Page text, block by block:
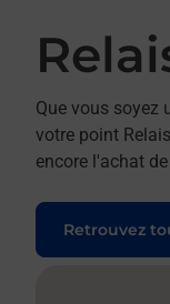
Que vous soyez
votre point
encore l'achat
Retrouvez